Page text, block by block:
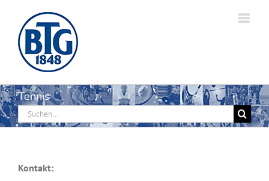
Inhalt
springen
Tennis
Suche
nach:
Kontakt: